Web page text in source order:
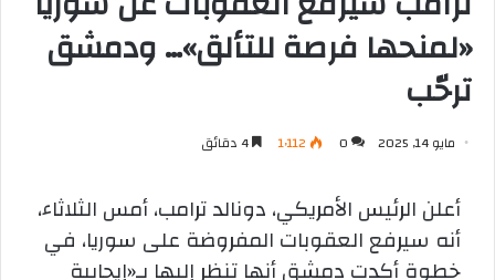
«لمنحها فرصة للتألق»… ودمشق
ترحّب
مايو 14, 2025 0 1٬112
أعلن الرئيس الأمريكي، دونالد ترامب، أمس الثلاثاء،
أنه سيرفع العقوبات المفروضة على سوريا، في
خطوة أكدت دمشق أنها تنظر إليها بـ«إيجابية